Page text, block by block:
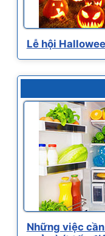
Lễ hội
Những việc